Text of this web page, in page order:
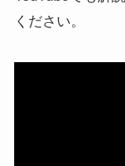
ください。